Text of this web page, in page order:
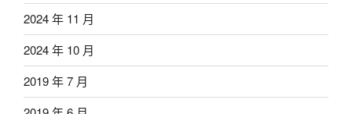
2024 年 11 月
2024 年 10 月
2019 年 7 月